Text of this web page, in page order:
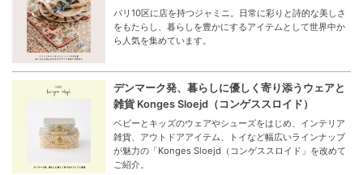
パリ10区に店を持つジャミニ。日常に彩りと詩的な美しさ
をもたらし、暮らしを豊かにするアイテムとして世界中か
ら人気を集めています。
デンマーク発、暮らしに優しく寄り添うウェアと
雑貨 Konges Sloejd（コンゲススロイド）
ベビーとキッズのウェアやシューズをはじめ、インテリア
雑貨、アウトドアアイテム、トイなど幅広いラインナップ
が魅力の「Konges Sloejd（コンゲススロイド」を改めて
ご紹介。